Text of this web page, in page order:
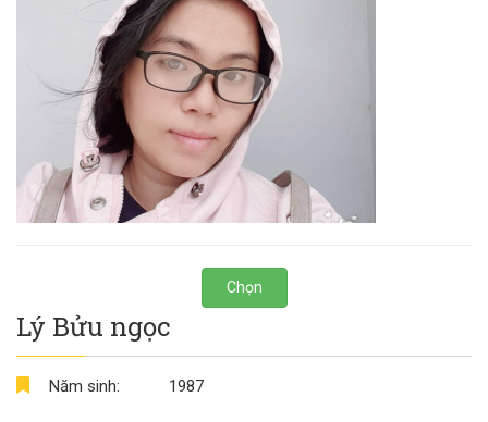
Chọn
Lý Bửu ngọc
Năm sinh: 1987